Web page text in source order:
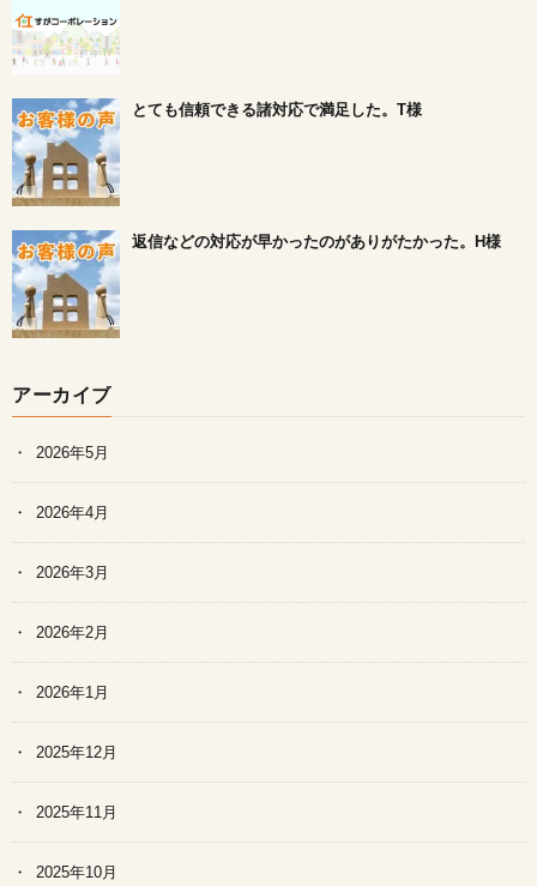
とても信頼できる諸対応で満足した。T様
返信などの対応が早かったのがありがたかった。H様
アーカイブ
2026年5月
2026年4月
2026年3月
2026年2月
2026年1月
2025年12月
2025年11月
2025年10月